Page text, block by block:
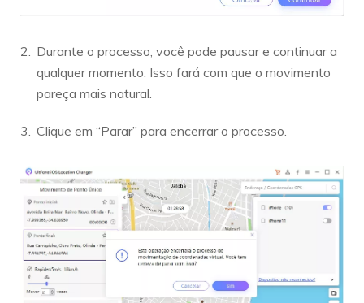
Durante o processo, você pode pausar e continuar a
qualquer momento. Isso fará com que o movimento
pareça mais natural.
Clique em “Parar” para encerrar o processo.